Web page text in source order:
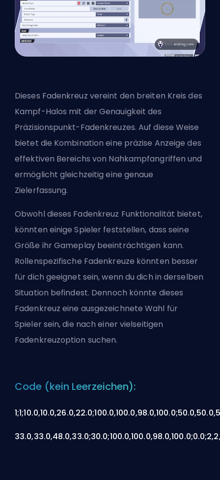
Dieses Fadenkreuz vereint den breiten Kreis des
Kampf-Halos mit der Genauigkeit des
Präzisionspunkt-Fadenkreuzes. Auf diese Weise
bietet die Kombination eine präzise Anzeige des
effektiven Bereichs von Nahkampfangriffen und
ermöglicht gleichzeitig eine genaue
Zielerfassung.
Obwohl dieses Fadenkreuz Funktionalität bietet,
könnten einige Spieler feststellen, dass seine
Größe ihr Gameplay beeinträchtigen kann.
Rollenspezifische Fadenkreuze könnten besser
für dich geeignet sein, wenn du dich in derselben
Situation befindest. Dennoch könnte dieses
Fadenkreuz eine ausgezeichnete Wahl für
Spieler sein, die nach einer vielseitigen
Fadenkreuzoption suchen.
Code (kein Leerzeichen):